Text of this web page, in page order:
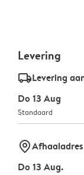
Levering
delivery_standard_v2Levering
Do 13 Aug
Standaard
marker-pinAfhaaladres
Do 13 Aug.